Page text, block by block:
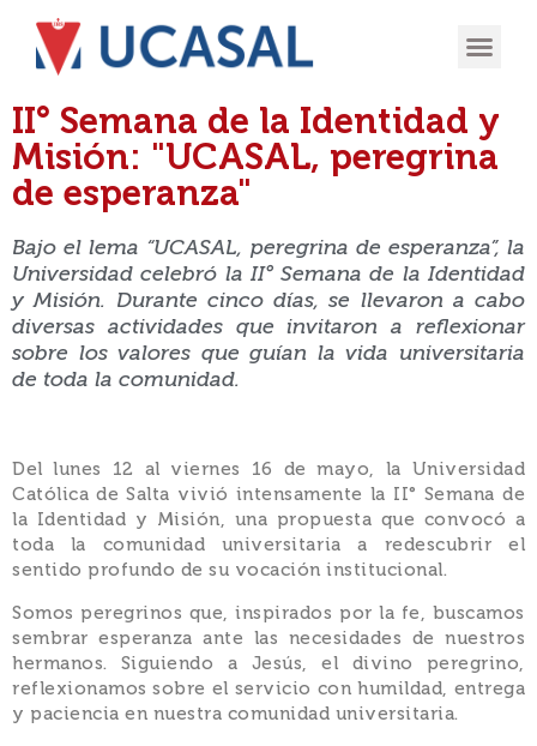
II° Semana de la Identidad y
Misión: "UCASAL, peregrina
de esperanza"
Bajo el lema “UCASAL, peregrina de esperanza”, la
Universidad celebró la II° Semana de la Identidad
y Misión. Durante cinco días, se llevaron a cabo
diversas actividades que invitaron a reflexionar
sobre los valores que guían la vida universitaria
de toda la comunidad.
Del lunes 12 al viernes 16 de mayo, la Universidad
Católica de Salta vivió intensamente la II° Semana de
la Identidad y Misión, una propuesta que convocó a
toda la comunidad universitaria a redescubrir el
sentido profundo de su vocación institucional.
Somos peregrinos que, inspirados por la fe, buscamos
sembrar esperanza ante las necesidades de nuestros
hermanos. Siguiendo a Jesús, el divino peregrino,
reflexionamos sobre el servicio con humildad, entrega
y paciencia en nuestra comunidad universitaria.